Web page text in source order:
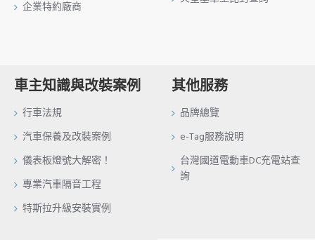
企業特約廠商
車主知識與改裝案例
行車法規
汽車保養及改裝案例
儀表板燈號大解密！
專業汽車隔音工程
特斯拉升級安裝實例
其他服務
品牌總覽
e-Tag服務說明
台灣國道電動車DC充電站查
詢